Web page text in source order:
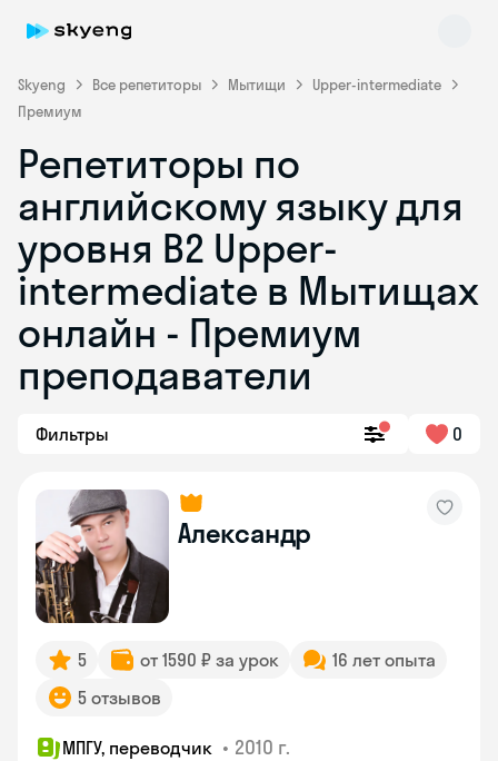
Skyeng Все репетиторы Мытищи
Upper-intermediate
Премиум
Репетиторы по
английскому языку для
уровня B2 Upper-
intermediate в Мытищах
онлайн - Премиум
преподаватели
Фильтры 0
Александр
5 от 1590 ₽ за урок
16 лет опыта
5 отзывов
МПГУ, переводчик • 2010 г.
Skyeng Chat